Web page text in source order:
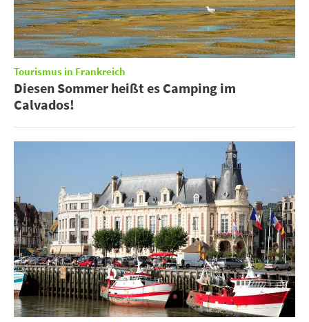
Tourismus in Frankreich
Diesen Sommer heißt es Camping im
Calvados!